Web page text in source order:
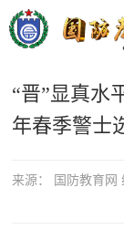
“晋”显真水
年春季警士
来源： 国防教育网